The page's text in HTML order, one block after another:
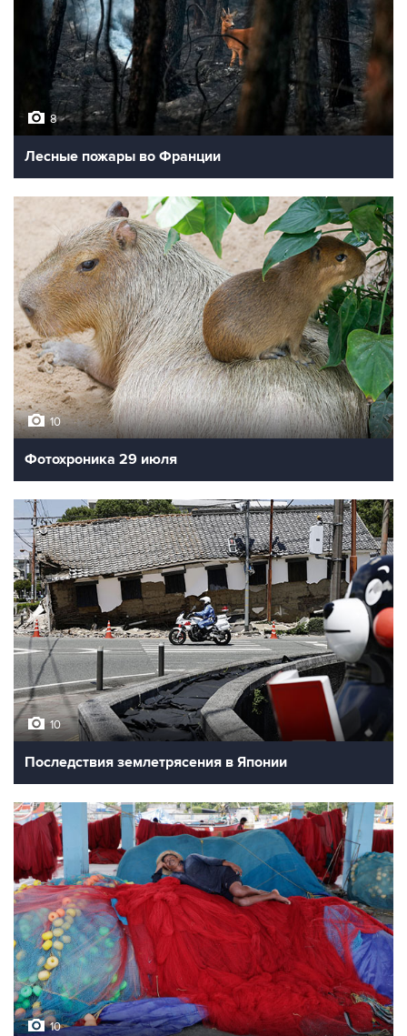
8
Лесные пожары во Франции
10
Фотохроника 29 июля
10
Последствия землетрясения в Японии
10